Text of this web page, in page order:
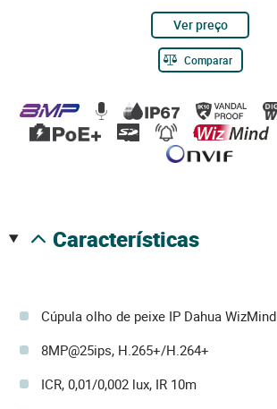
Ver preço
Comparar
características
Cúpula olho de peixe IP Dahua WizMind
8MP@25ips, H.265+/H.264+
ICR, 0,01/0,002 lux, IR 10m